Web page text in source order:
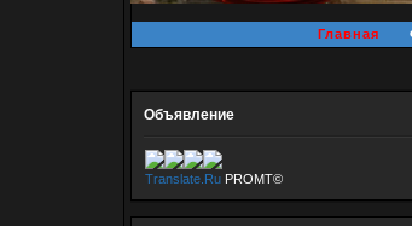
Главная
Объявление
Translate.RuPROMT©